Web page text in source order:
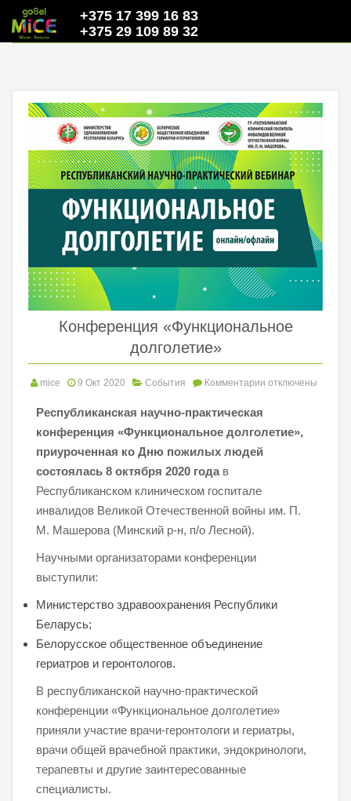
+375 17 399 16 83
+375 29 109 89 32
Конференция «Функциональное
долголетие»
mice 9 Окт 2020 События Комментарии отключены
Республиканская научно-практическая
конференция «Функциональное долголетие»,
приуроченная ко Дню пожилых людей
состоялась 8 октября 2020 годав
Республиканском клиническом госпитале
инвалидов Великой Отечественной войны им. П.
М. Машерова (Минский р-н, п/о Лесной).
Научными организаторами конференции
выступили:
Министерство здравоохранения Республики
Беларусь;
Белорусское общественное объединение
гериатров и геронтологов.
В республиканской научно-практической
конференции «Функциональное долголетие»
приняли участие врачи-геронтологи и гериатры,
врачи общей врачебной практики, эндокринологи,
терапевты и другие заинтересованные
специалисты.